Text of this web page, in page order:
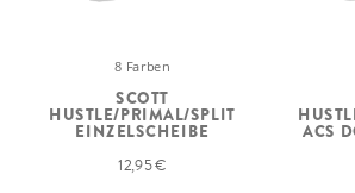
8 Farben
SCOTT
HUSTLE/PRIMAL/SPLIT
EINZELSCHEIBE
12,95 €
ACS